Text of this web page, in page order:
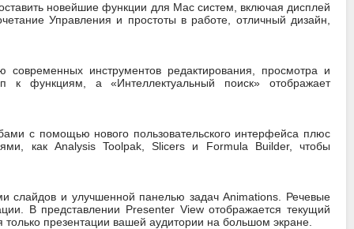
новейшие функции для Mac систем, включая дисплей
Управления и простоты в работе, отличный дизайн,
инструментов редактирования, просмотра и
к функциям, а «Интеллектуальный поиск» отображает
с помощью нового пользовательского интерфейса плюс
как Analysis Toolpak, Slicers и Formula Builder, чтобы
слайдов и улучшенной панелью задач Animations. Речевые
В представлении Presenter View отображается текущий
презентации вашей аудитории на большом экране.